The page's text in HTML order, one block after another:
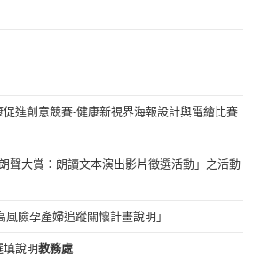
促進創意競賽-健康新視界海報設計與電繪比賽
聲大賞：朗讀文本演出影片徵選活動」之活動
險孕產婦追蹤關懷計畫說明」
填說明教務處